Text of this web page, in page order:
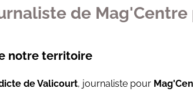
de
notre territoire
de Valicourt, journaliste pour